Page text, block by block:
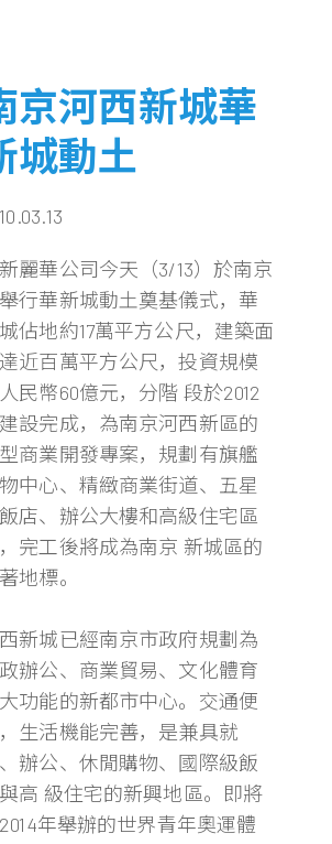
京河西新城華
城動土
麗華公司今天（3/13）於南京
行華新城動土奠基儀式，華
佔地約17萬平方公尺，建築面
近百萬平方公尺，投資規模
民幣60億元，分階 段於2012
設完成，為南京河西新區的
商業開發專案，規劃有旗艦
中心、精緻商業街道、五星
店、辦公大樓和高級住宅區
完工後將成為南京 新城區的
地標。
新城已經南京市政府規劃為
辦公、商業貿易、文化體育
功能的新都市中心。交通便
生活機能完善，是兼具就
辦公、休閒購物、國際級飯
高 級住宅的新興地區。即將
年舉辦的世界青年奧運體